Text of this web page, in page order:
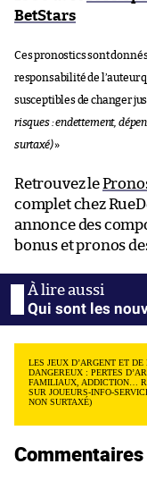
BetStars
Ces pronostics sont
responsabilité de l’auteur
susceptibles de changer
risques : endettement,
surtaxé)»
Retrouvez le
complet chez
annonce des
bonus et pronos
Qui sont les
LES JEUX D’ARGENT ET
DANGEREUX : PERTES
FAMILIAUX, ADDICTION…
SUR JOUEURS-INFO-
NON SURTAXÉ)
Commentaires